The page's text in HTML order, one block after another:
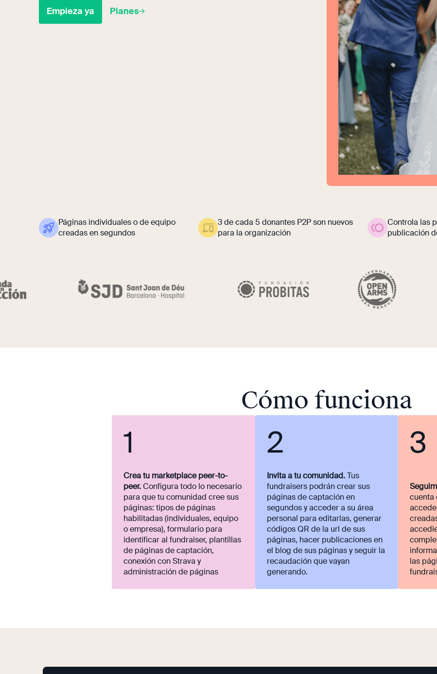
Empieza ya Planes
Páginas individuales o de equipo
creadas en segundos
3 de cada 5 donantes P2P son nuevos
para la organización
Controla las
publicación
Cómo funciona
1
Crea tu marketplace peer-to-
peer.Configura todo lo necesario
para que tu comunidad cree sus
páginas: tipos de páginas
habilitadas (individuales, equipo
o empresa), formulario para
identificar al fundraiser, plantillas
de páginas de captación,
conexión con Strava y
administración de páginas
2
Invita a tu comunidad.Tus
fundraisers podrán crear sus
páginas de captación en
segundos y acceder a su área
personal para editarlas, generar
códigos QR de la url de sus
páginas, hacer publicaciones en
el blog de sus páginas y seguir la
recaudación que vayan
generando.
3
cuenta
las